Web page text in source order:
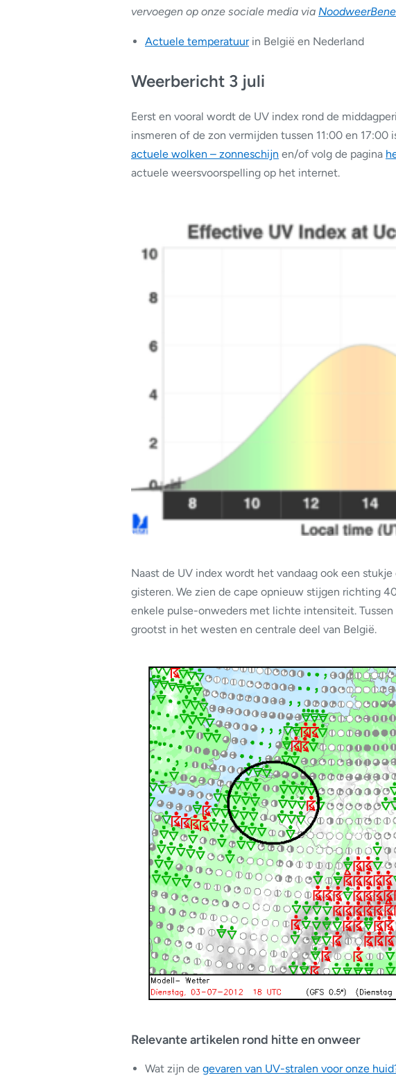
vervoegen op onze sociale media via
Actuele temperatuurin België en Nederland
Weerbericht 3 juli
Eerst en vooral wordt de UV index rond de
insmeren of de zon vermijden tussen 11:00 en 17:00
actuele wolken – zonneschijn en/of volg de pagina
actuele weersvoorspelling op het internet.
Naast de UV index wordt het vandaag ook een
gisteren. We zien de cape opnieuw stijgen richting
enkele pulse-onweders met lichte intensiteit.
grootst in het westen en centrale deel van België.
Relevante artikelen rond hitte en onweer
Wat zijn de gevaren van UV-stralen voor onze